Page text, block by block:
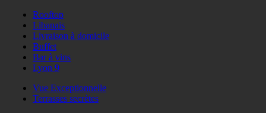
Rooftop
Libanais
Livraison à domicile
Buffet
Bar à vins
Lyon 9
Vue Exceptionnelle
Terrasses secrètes